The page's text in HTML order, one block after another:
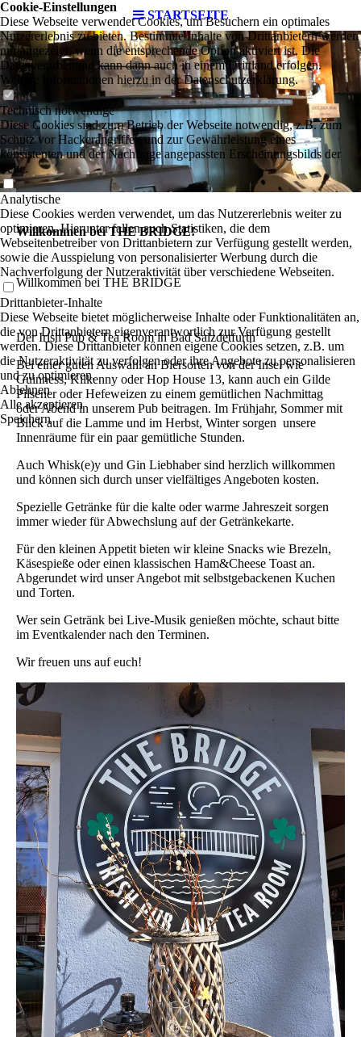
STARTSEITE
Willkommen bei THE BRIDGE!
Willkommen bei THE BRIDGE
Der Irish Pub & Tea Room in Bad Salzdetfurth
Bei einer guten Auswahl an Biersorten von der Insel wie
Guinness, Kilkenny oder Hop House 13, kann auch ein Gilde
Pilsener oder Hefeweizen zu einem gemütlichen Nachmittag
oder Abend in unserem Pub beitragen. Im Frühjahr, Sommer mit
Blick auf die Lamme und im Herbst, Winter sorgen unsere
Innenräume für ein paar gemütliche Stunden.
Auch Whisk(e)y und Gin Liebhaber sind herzlich willkommen
und können sich durch unser vielfältiges Angeboten kosten.
Spezielle Getränke für die kalte oder warme Jahreszeit sorgen
immer wieder für Abwechslung auf der Getränkekarte.
Für den kleinen Appetit bieten wir kleine Snacks wie Brezeln,
Käsespieße oder einen klassischen Ham&Cheese Toast an.
Abgerundet wird unser Angebot mit selbstgebackenen Kuchen
und Torten.
Wer sein Getränk bei Live-Musik genießen möchte, schaut bitte
im Eventkalender nach den Terminen.
Wir freuen uns auf euch!
Cookie-Einstellungen
Diese Webseite verwendet Cookies, um Besuchern ein optimales
Nutzererlebnis zu bieten. Bestimmte Inhalte von Drittanbietern werden
nur angezeigt, wenn die entsprechende Option aktiviert ist. Die
Datenverarbeitung kann dann auch in einem Drittland erfolgen.
Weitere Informationen hierzu in der Datenschutzerklärung.
Technisch notwendige
Diese Cookies sind zum Betrieb der Webseite notwendig, z.B. zum
Schutz vor Hackerangriffen und zur Gewährleistung eines
konsistenten und der Nachfrage angepassten Erscheinungsbilds der
Seite.
Analytische
Diese Cookies werden verwendet, um das Nutzererlebnis weiter zu
optimieren. Hierunter fallen auch Statistiken, die dem
Webseitenbetreiber von Drittanbietern zur Verfügung gestellt werden,
sowie die Ausspielung von personalisierter Werbung durch die
Nachverfolgung der Nutzeraktivität über verschiedene Webseiten.
Drittanbieter-Inhalte
Diese Webseite bietet möglicherweise Inhalte oder Funktionalitäten an,
die von Drittanbietern eigenverantwortlich zur Verfügung gestellt
werden. Diese Drittanbieter können eigene Cookies setzen, z.B. um
die Nutzeraktivität zu verfolgen oder ihre Angebote zu personalisieren
und zu optimieren.
Ablehnen
Alle akzeptieren
Speichern